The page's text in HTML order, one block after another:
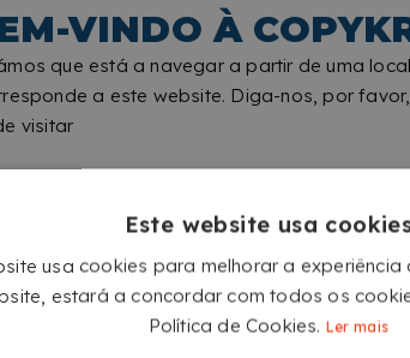
VINDO À
que está a navegar a partir de uma
a este website. Diga-nos, por
visitar
X BANNER EXTERIOR COM
ENCHÍVEL
Mantém-se firme mesmo com vento
Coloque-os em minutos, sem
Este website usa
usa cookies para melhorar a experiência
estará a concordar com todos os
Política de Cookies. Ler mais